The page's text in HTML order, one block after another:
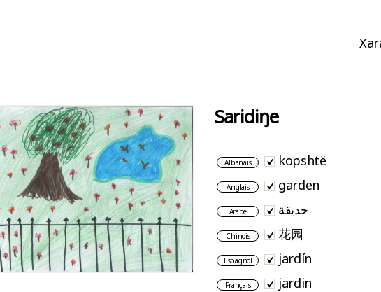
Saridiŋe
Albanais kopshtë
Anglais garden
Arabe حديقة
Chinois 花园
Espagnol jardín
Français jardin